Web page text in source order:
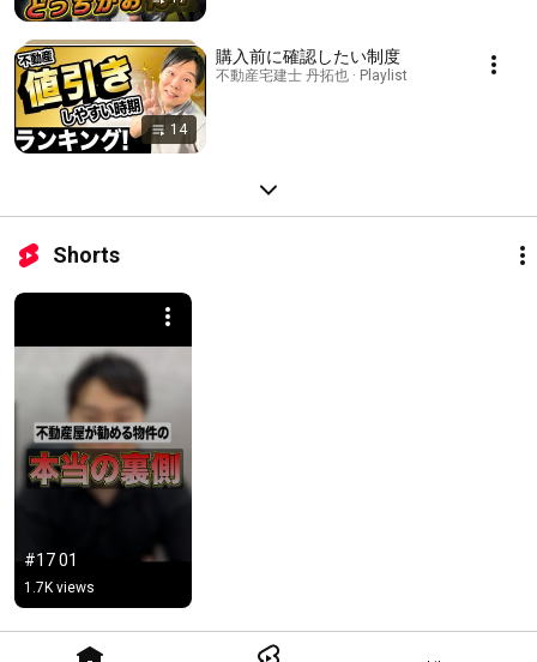
14
購入前に確認したい制度
不動産宅建士 丹拓也 · Playlist
Shorts
#17 01
1.7K views